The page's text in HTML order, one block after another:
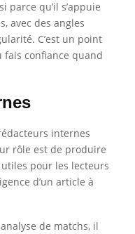
parce qu’il s’appuie
avec des angles
C’est un point
fais confiance quand
internes
rôle est de produire
pour les lecteurs
d’un article à
de matchs, il